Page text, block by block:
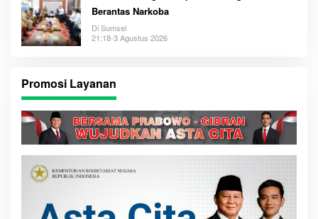
Berantas Narkoba
Di Sumsel
21:18-3 Agustus 2026
Promosi Layanan